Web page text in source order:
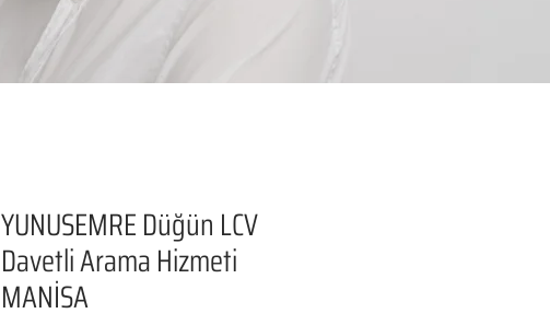
YUNUSEMRE Düğün LCV
Davetli Arama Hizmeti
MANİSA